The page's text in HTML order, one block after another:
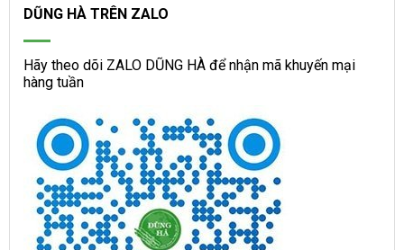
DŨNG HÀ TRÊN ZALO
Hãy theo dõi ZALO DŨNG HÀ để nhận mã khuyến mại
hàng tuần